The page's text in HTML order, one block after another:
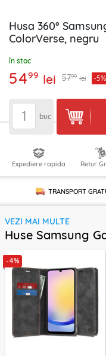
Husa 360°
ColorVerse, negru
în stoc
5499 lei 5799 lei -5%
buc
Expediere rapida Retur
TRANSPORT
VEZI MAI MULTE
Huse Samsung
-4%